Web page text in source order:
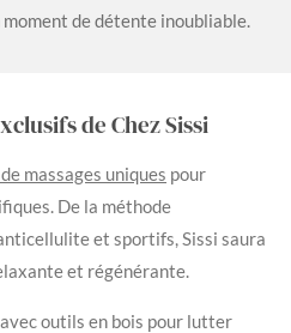
de détente inoubliable.
de Chez Sissi
massages uniques pour
De la méthode
et sportifs, Sissi saura
et régénérante.
outils en bois pour lutter